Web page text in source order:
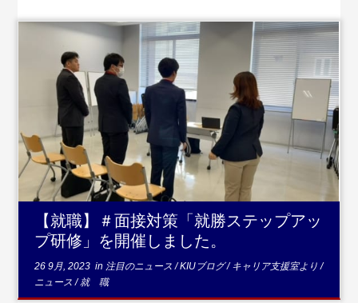
...続きを読む
【就職】＃面接対策「就勝ステップアッ
プ研修」を開催しました。
26 9月, 2023 in 注目のニュース/KIUブログ/キャリア支援室より/
ニュース/就 職